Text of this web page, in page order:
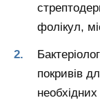
фолікул,
покривів
необхідних